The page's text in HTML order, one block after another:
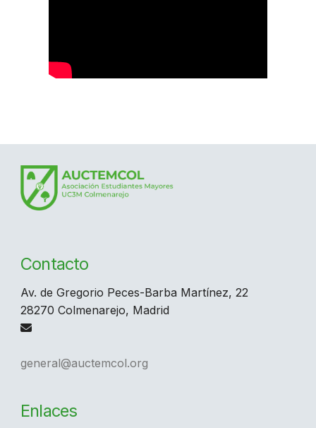
Contacto
Av. de Gregorio Peces-Barba Martínez, 22
28270 Colmenarejo, Madrid
general@auctemcol.org
Enlaces